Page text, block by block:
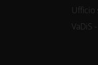
Ufficio
VaDiS